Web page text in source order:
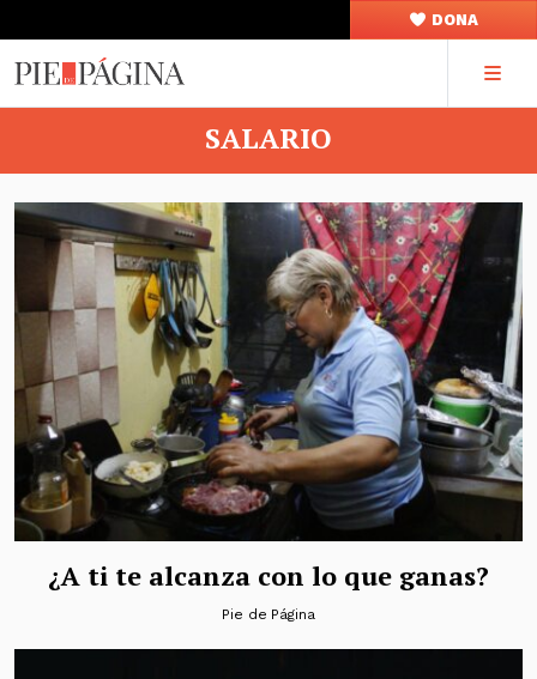
DONA
SALARIO
¿A ti te alcanza con lo que ganas?
Pie de Página